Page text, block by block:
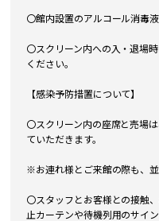
〇館内設置のアルコール消毒
〇スクリーン内への入・退場
ください。
【感染予防措置について】
〇スクリーン内の座席と売場
ていただきます。
※お連れ様とご来館の際も、並
〇スタッフとお客様との接触
止カーテンや待機列用のサイ